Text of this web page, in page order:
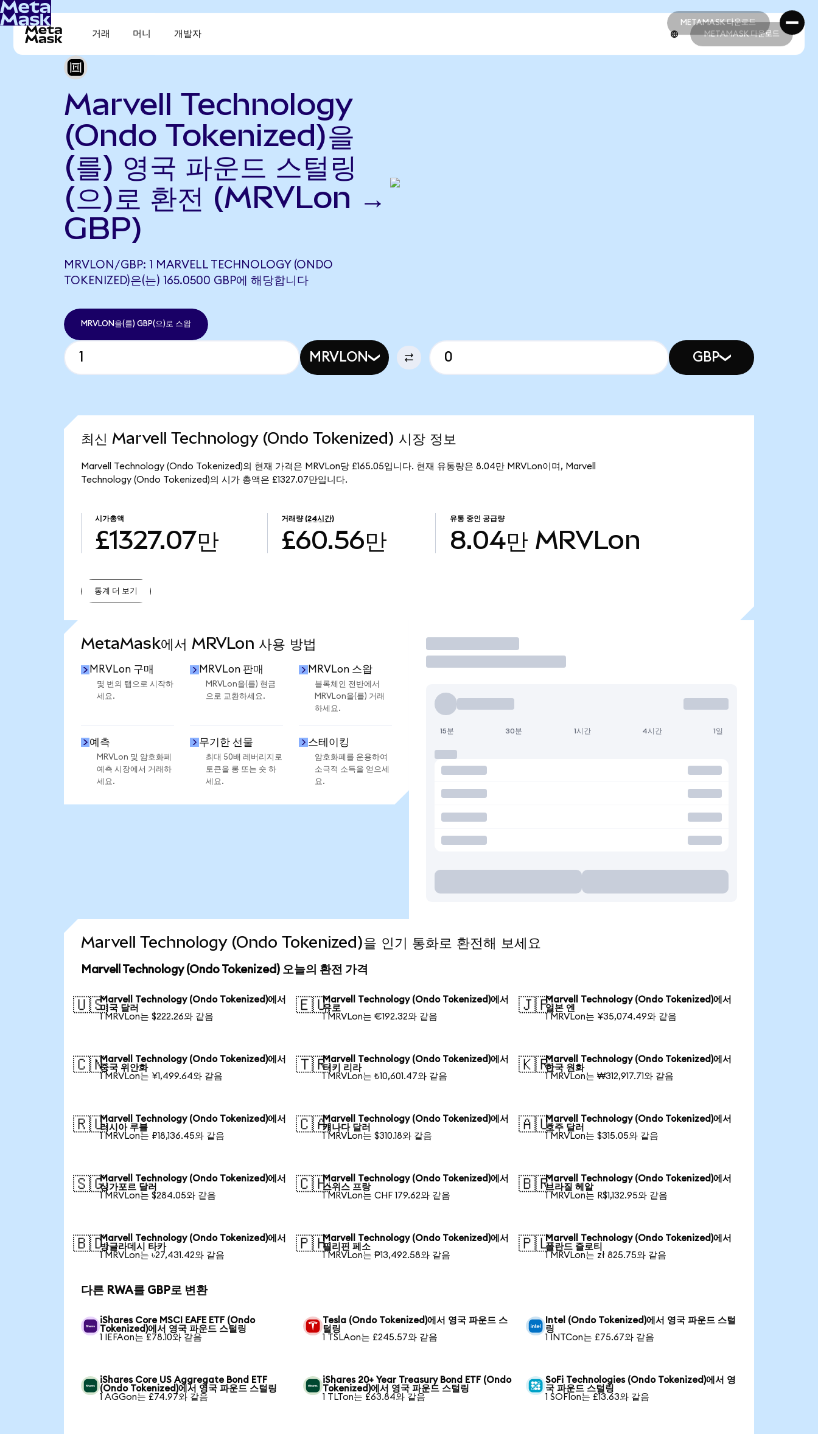
METAMASK 다운로드
METAMASK 다운로드
거래 머니 개발자 METAMASK 다운로드
Marvell Technology
(Ondo Tokenized)을
(를) 영국 파운드 스털링
(으)로 환전 (MRVLon →
GBP)
MRVLON/GBP: 1 MARVELL TECHNOLOGY (ONDO
TOKENIZED)은(는) 165.0500 GBP에 해당합니다
MRVLON을(를) GBP(으)로 스왑
MRVLON GBP
최신 Marvell Technology (Ondo Tokenized) 시장 정보
Marvell Technology (Ondo Tokenized)의 현재 가격은 MRVLon당 £165.05입니다. 현재 유통량은 8.04만 MRVLon이며, Marvell
Technology (Ondo Tokenized)의 시가 총액은 £1327.07만입니다.
시가총액
£1327.07만
거래량 (24시간)
£60.56만
유통 중인 공급량
8.04만 MRVLon
통계 더 보기
MetaMask에서 MRVLon 사용 방법
MRVLon 구매
몇 번의 탭으로 시작하
세요.
MRVLon 판매
MRVLon을(를) 현금
으로 교환하세요.
MRVLon 스왑
블록체인 전반에서
MRVLon을(를) 거래
하세요.
예측
MRVLon 및 암호화폐
예측 시장에서 거래하
세요.
무기한 선물
최대 50배 레버리지로
토큰을 롱 또는 숏 하
세요.
스테이킹
암호화폐를 운용하여
소극적 소득을 얻으세
요.
거래
15분 30분 1시간 4시간 1일
Marvell Technology (Ondo Tokenized)을 인기 통화로 환전해 보세요
Marvell Technology (Ondo Tokenized) 오늘의 환전 가격
🇺🇸Marvell Technology (Ondo Tokenized)에서
미국 달러
1 MRVLon는 $222.26와 같음
🇪🇺Marvell Technology (Ondo Tokenized)에서
유로
1 MRVLon는 €192.32와 같음
🇯🇵Marvell Technology (Ondo Tokenized)에서
일본 엔
1 MRVLon는 ¥35,074.49와 같음
🇨🇳Marvell Technology (Ondo Tokenized)에서
중국 위안화
1 MRVLon는 ¥1,499.64와 같음
🇹🇷Marvell Technology (Ondo Tokenized)에서
터키 리라
1 MRVLon는 ₺10,601.47와 같음
🇰🇷Marvell Technology (Ondo Tokenized)에서
한국 원화
1 MRVLon는 ₩312,917.71와 같음
🇷🇺Marvell Technology (Ondo Tokenized)에서
러시아 루블
1 MRVLon는 ₽18,136.45와 같음
🇨🇦Marvell Technology (Ondo Tokenized)에서
캐나다 달러
1 MRVLon는 $310.18와 같음
🇦🇺Marvell Technology (Ondo Tokenized)에서
호주 달러
1 MRVLon는 $315.05와 같음
🇸🇬Marvell Technology (Ondo Tokenized)에서
싱가포르 달러
1 MRVLon는 $284.05와 같음
🇨🇭Marvell Technology (Ondo Tokenized)에서
스위스 프랑
1 MRVLon는 CHF 179.62와 같음
🇧🇷Marvell Technology (Ondo Tokenized)에서
브라질 헤알
1 MRVLon는 R$1,132.95와 같음
🇧🇩Marvell Technology (Ondo Tokenized)에서
방글라데시 타카
1 MRVLon는 ৳27,431.42와 같음
🇵🇭Marvell Technology (Ondo Tokenized)에서
필리핀 페소
1 MRVLon는 ₱13,492.58와 같음
🇵🇱Marvell Technology (Ondo Tokenized)에서
폴란드 즐로티
1 MRVLon는 zł 825.75와 같음
다른 RWA를 GBP로 변환
iShares Core MSCI EAFE ETF (Ondo
Tokenized)에서 영국 파운드 스털링
1 IEFAon는 £78.10와 같음
Tesla (Ondo Tokenized)에서 영국 파운드 스
털링
1 TSLAon는 £245.57와 같음
Intel (Ondo Tokenized)에서 영국 파운드 스털
링
1 INTCon는 £75.67와 같음
iShares Core US Aggregate Bond ETF
(Ondo Tokenized)에서 영국 파운드 스털링
1 AGGon는 £74.97와 같음
iShares 20+ Year Treasury Bond ETF (Ondo
Tokenized)에서 영국 파운드 스털링
1 TLTon는 £63.84와 같음
SoFi Technologies (Ondo Tokenized)에서 영
국 파운드 스털링
1 SOFIon는 £13.63와 같음